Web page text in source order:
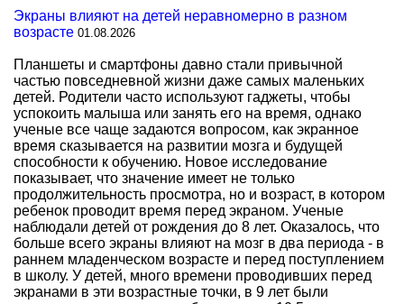
Экраны влияют на детей неравномерно в разном
возрасте 01.08.2026
Планшеты и смартфоны давно стали привычной
частью повседневной жизни даже самых маленьких
детей. Родители часто используют гаджеты, чтобы
успокоить малыша или занять его на время, однако
ученые все чаще задаются вопросом, как экранное
время сказывается на развитии мозга и будущей
способности к обучению. Новое исследование
показывает, что значение имеет не только
продолжительность просмотра, но и возраст, в котором
ребенок проводит время перед экраном. Ученые
наблюдали детей от рождения до 8 лет. Оказалось, что
больше всего экраны влияют на мозг в два периода - в
раннем младенческом возрасте и перед поступлением
в школу. У детей, много времени проводивших перед
экранами в эти возрастные точки, в 9 лет были